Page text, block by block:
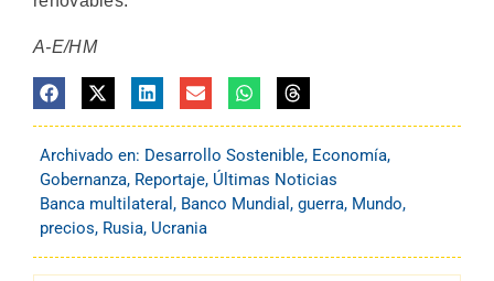
A-E/HM
Archivado en: Desarrollo Sostenible, Economía,
Gobernanza, Reportaje, Últimas Noticias
Banca multilateral , Banco Mundial , guerra, Mundo,
precios, Rusia, Ucrania